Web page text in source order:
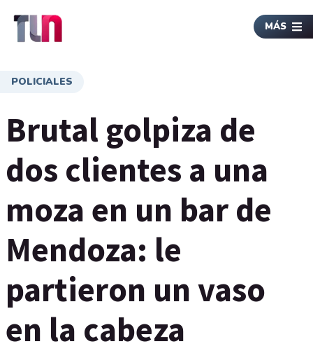
MÁS
POLICIALES
Brutal golpiza de
dos clientes a una
moza en un bar de
Mendoza: le
partieron un vaso
en la cabeza